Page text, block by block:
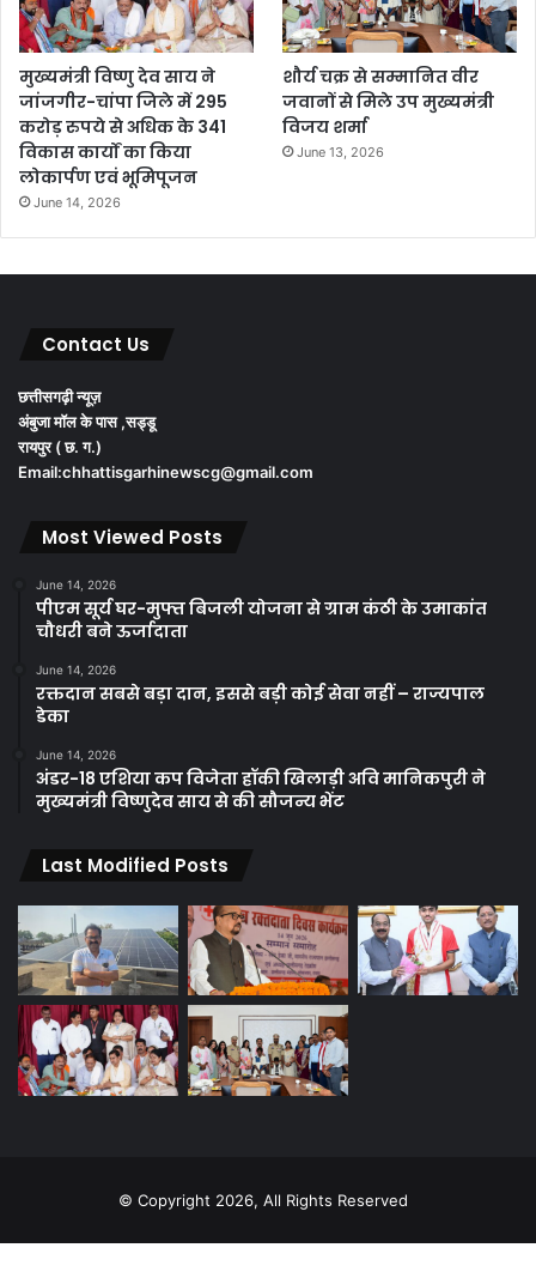
मुख्यमंत्री विष्णु देव साय ने
जांजगीर-चांपा जिले में 295
करोड़ रुपये से अधिक के 341
विकास कार्यों का किया
लोकार्पण एवं भूमिपूजन
June 14, 2026
शौर्य चक्र से सम्मानित वीर
जवानों से मिले उप मुख्यमंत्री
विजय शर्मा
June 13, 2026
Contact Us
छत्तीसगढ़ी न्यूज़
अंबुजा मॉल के पास ,सड्डू
रायपुर ( छ. ग.)
Email:chhattisgarhinewscg@gmail.com
Most Viewed Posts
June 14, 2026
पीएम सूर्य घर-मुफ्त बिजली योजना से ग्राम कंठी के उमाकांत
चौधरी बने ऊर्जादाता
June 14, 2026
रक्तदान सबसे बड़ा दान, इससे बड़ी कोई सेवा नहीं – राज्यपाल
डेका
June 14, 2026
अंडर-18 एशिया कप विजेता हॉकी खिलाड़ी अवि मानिकपुरी ने
मुख्यमंत्री विष्णुदेव साय से की सौजन्य भेंट
Last Modified Posts
© Copyright 2026, All Rights Reserved